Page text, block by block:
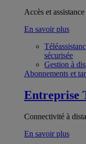
Accès et
En savoir plus
sécurisée
Gestion à
Abonnements et
Entreprise
Connectivité à
En savoir plus